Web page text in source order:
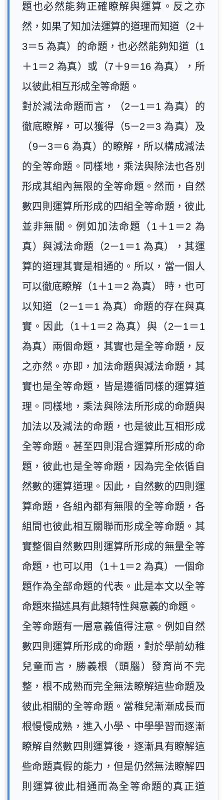
題也必然能夠正確瞭解與運算。反之亦
然，如果了知加法運算的道理而知道（2＋
3＝5 為真）的命題，也必然能夠知道（1
＋1＝2 為真）或（7＋9＝16 為真），所
以彼此相互形成全等命題。
對於減法命題而言，（2－1＝1 為真）的
徹底瞭解，可以獲得（5－2＝3 為真）及
（9－3＝6 為真）的瞭解，所以構成減法
的全等命題。同樣地，乘法與除法也各別
形成其組內無限的全等命題。然而，自然
數四則運算所形成的四組全等命題，彼此
並非無關。例如加法命題（1＋1＝2 為
真）與減法命題（2－1＝1 為真），其運
算的道理其實是相通的。所以，當一個人
可以徹底瞭解（1＋1＝2 為真） 時，也可
以知道（2－1＝1 為真）命題的存在與真
實。因此（1＋1＝2 為真）與（2－1＝1
為真）兩個命題，其實也是全等命題，反
之亦然。亦即，加法命題與減法命題，其
實也是全等命題，皆是遵循同樣的運算道
理。同樣地，乘法與除法所形成的命題與
加法以及減法的命題，也是彼此互相形成
全等命題。甚至四則混合運算所形成的命
題，彼此也是全等命題，因為完全依循自
然數的運算道理。因此，自然數的四則運
算命題，各組內都有無限的全等命題，各
組間也彼此相互關聯而形成全等命題。其
實整個自然數四則運算所形成的無量全等
命題，也可以用（1＋1＝2 為真）一個命
題作為全部命題的代表。此是本文以全等
命題來描述具有此類特性與意義的命題。
全等命題有一層意義值得注意。例如自然
數四則運算所形成的命題，對於學前幼稚
兒童而言，勝義根（頭腦）發育尚不完
整，根不成熟而完全無法瞭解這些命題及
彼此相關的全等命題。當稚兒漸漸成長而
根慢慢成熟，進入小學、中學學習而逐漸
瞭解自然數四則運算後，逐漸具有瞭解這
些命題真假的能力，但是仍然無法瞭解四
則運算彼此相通而為全等命題的真正道